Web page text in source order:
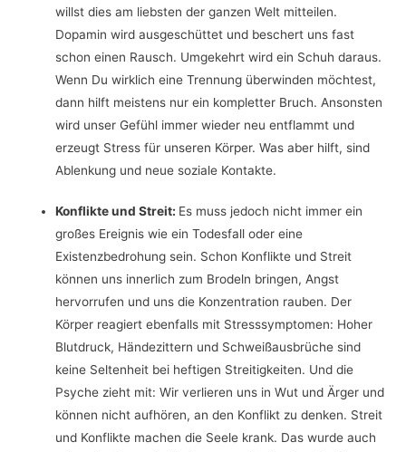
willst dies am liebsten der ganzen Welt mitteilen.
Dopamin wird ausgeschüttet und beschert uns fast
schon einen Rausch. Umgekehrt wird ein Schuh daraus.
Wenn Du wirklich eine Trennung überwinden möchtest,
dann hilft meistens nur ein kompletter Bruch. Ansonsten
wird unser Gefühl immer wieder neu entflammt und
erzeugt Stress für unseren Körper. Was aber hilft, sind
Ablenkung und neue soziale Kontakte.
Konflikte und Streit: Es muss jedoch nicht immer ein
großes Ereignis wie ein Todesfall oder eine
Existenzbedrohung sein. Schon Konflikte und Streit
können uns innerlich zum Brodeln bringen, Angst
hervorrufen und uns die Konzentration rauben. Der
Körper reagiert ebenfalls mit Stresssymptomen: Hoher
Blutdruck, Händezittern und Schweißausbrüche sind
keine Seltenheit bei heftigen Streitigkeiten. Und die
Psyche zieht mit: Wir verlieren uns in Wut und Ärger und
können nicht aufhören, an den Konflikt zu denken. Streit
und Konflikte machen die Seele krank. Das wurde auch